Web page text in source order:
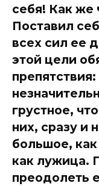
себя! Как же
Поставил
всех сил ее
этой цели
грустное,
них, сразу и
большое,
как лужица.
преодолеть